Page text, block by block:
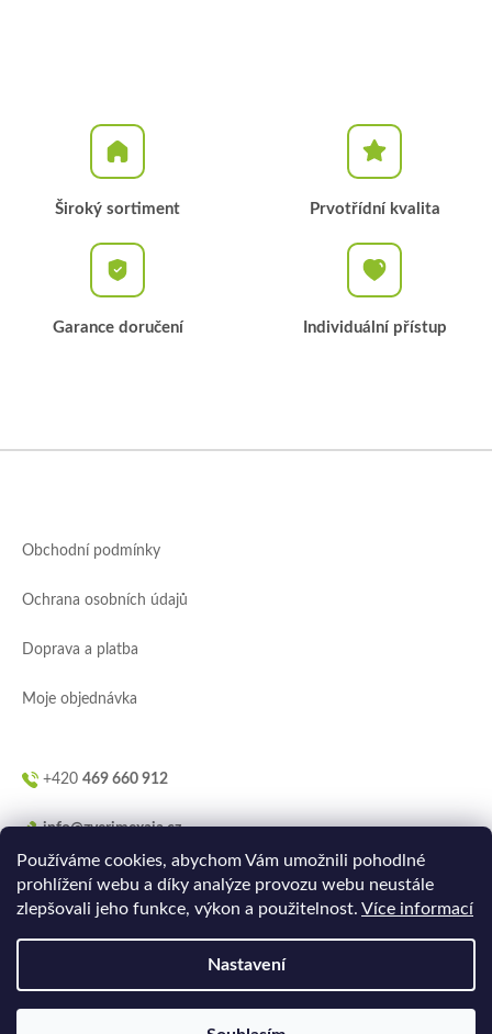
Používáme cookies, abychom Vám umožnili pohodlné
prohlížení webu a díky analýze provozu webu neustále
zlepšovali jeho funkce, výkon a použitelnost. Více informací
Nastavení
Široký sortiment Prvotřídní kvalita
Garance doručení Individuální přístup
Obchodní podmínky
Ochrana osobních údajů
Doprava a platba
Moje objednávka
+420 469 660 912
info@zverimexaja.cz
VytvořiloLer.studio